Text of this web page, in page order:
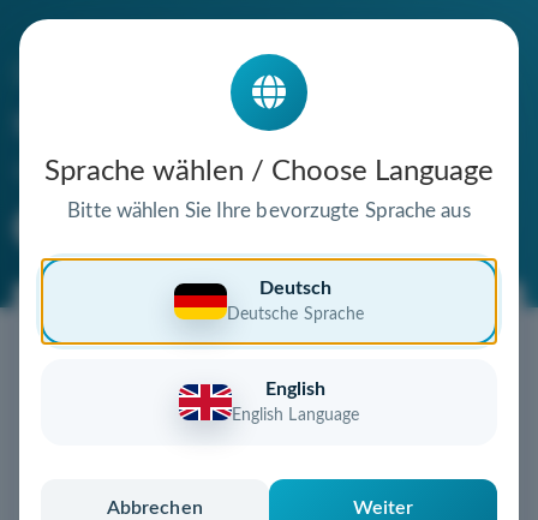
Sprache wählen / Choose Language
Bitte wählen Sie Ihre bevorzugte Sprache aus
Deutsch
Deutsche Sprache
English
English Language
Abbrechen Weiter
sprachenschule-rahlstedt.de
steht zum Verkauf
Jetzt diese Wunschdomain
Diese Domain könnte schon bald Ihnen gehören!
Schnell, sicher und unkompliziert zur eigenen